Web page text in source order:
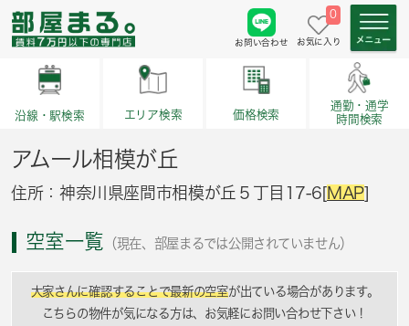
お問い合わせ
0
お気に入り
沿線・駅検索 エリア検索 価格検索
通勤・通学
時間検索
アムール相模が丘
住所：神奈川県座間市相模が丘５丁目17-6[MAP]
空室一覧 （現在、部屋まるでは公開されていません）
大家さんに確認することで最新の空室が出ている場合があります。
こちらの物件が気になる方は、お気軽にお問い合わせ下さい！